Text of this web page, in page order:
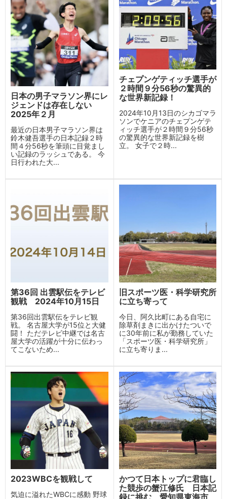
日本の男子マラソン界にレ
ジェンドは存在しない
2025年２月
最近の日本男子マラソン界は
鈴木健吾選手の日本記録２時
間４分56秒を筆頭に目覚まし
い記録のラッシュである。 今
日行われた大...
チェプンゲティッチ選手が
２時間９分56秒の驚異的
な世界新記録！
2024年10月13日のシカゴマラ
ソンでケニアのチェプンゲテ
ィッチ選手が２時間９分56秒
の驚異的な世界新記録を樹
立。 女子で２時...
第36回 出雲駅伝をテレビ
観戦 2024年10月15日
第36回出雲駅伝をテレビ観
戦。 名古屋大学が15位と大健
闘！ ただテレビ中継では名古
屋大学の活躍が十分に伝わっ
てこないため...
旧スポーツ医・科学研究所
に立ち寄って
今日、阿久比町にある自宅に
除草剤まきに出かけたついで
に30年前に私が勤務していた
「スポーツ医・科学研究所」
に立ち寄りま...
2023WBCを観戦して
気迫に溢れたWBCに感動 野球
かつて日本トップに君臨し
た競歩の蟹江修氏 日本記
録に挑む 愛知県東海市